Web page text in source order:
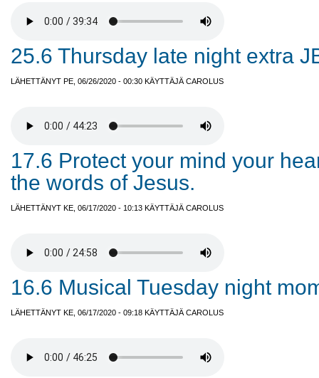
25.6 Thursday late night extra
LÄHETTÄNYT PE, 06/26/2020 - 00:30 KÄYTTÄJÄ CAROLUS
17.6 Protect your mind your
the words of Jesus.
LÄHETTÄNYT KE, 06/17/2020 - 10:13 KÄYTTÄJÄ CAROLUS
16.6 Musical Tuesday night
LÄHETTÄNYT KE, 06/17/2020 - 09:18 KÄYTTÄJÄ CAROLUS